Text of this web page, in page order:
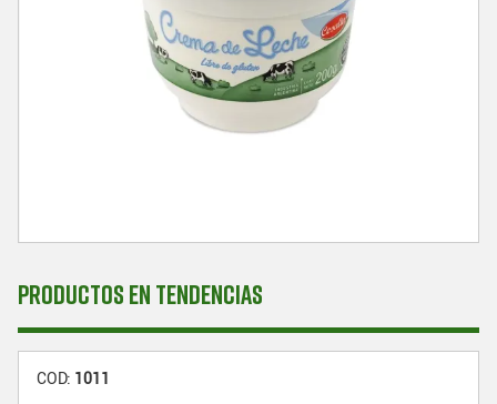
PRODUCTOS EN TENDENCIAS
COD: 1011